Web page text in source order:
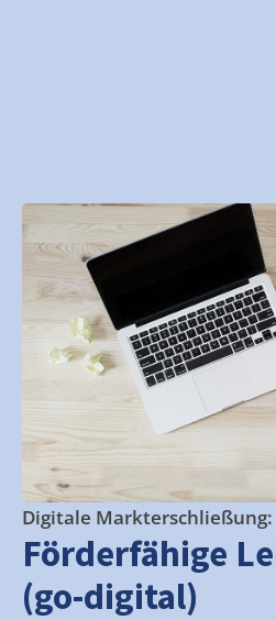
Digitale Markterschließung:
Förderfähige
(go-digital)